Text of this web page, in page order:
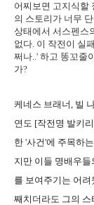
어찌보면 고지식할
의 스토리가 너무
상태에서 서스펜스
없다. 이 작전이 실
쩌나..' 하고 똥꼬줄
가?
케네스 브래너, 빌
연도 [작전명 발키
한 '사건'에 주목하
지만 이들 명배우
를 보여주기는 어
째치더라도 그의